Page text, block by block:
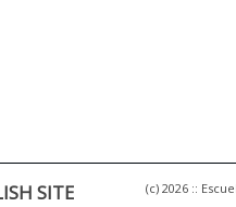
SITE
(c) 2026 ::